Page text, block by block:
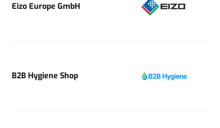
Eizo Europe GmbH
B2B Hygiene Shop